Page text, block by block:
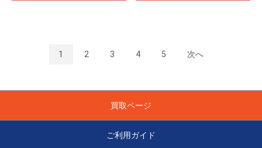
1 2 3 4 5 次へ
買取ページ
ご利用ガイド